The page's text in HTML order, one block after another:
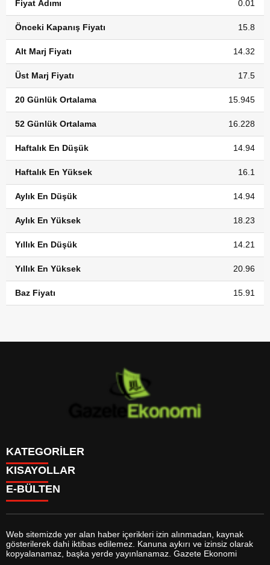
Fiyat Adımı 0.01
Önceki Kapanış Fiyatı 15.8
Alt Marj Fiyatı 14.32
Üst Marj Fiyatı 17.5
20 Günlük Ortalama 15.945
52 Günlük Ortalama 16.228
Haftalık En Düşük 14.94
Haftalık En Yüksek 16.1
Aylık En Düşük 14.94
Aylık En Yüksek 18.23
Yıllık En Düşük 14.21
Yıllık En Yüksek 20.96
Baz Fiyatı 15.91
KATEGORİLER
GÜNDEM
DÜNYA
SİYASET
MAGAZİN
SAĞLIK
EĞİTİM
YAŞAM
KISAYOLLAR
BURÇLAR
FİKSTÜR
FİRMA EKLE
FİRMA REHBERİ
E-BÜLTEN
gazeteekonomi.com e-bültenine abone olarak, tarafınıza haber,
Web sitemizde yer alan haber içerikleri izin alınmadan, kaynak
gösterilerek dahi iktibas edilemez. Kanuna aykırı ve izinsiz olarak
kopyalanamaz, başka yerde yayınlanamaz. Gazete Ekonomi